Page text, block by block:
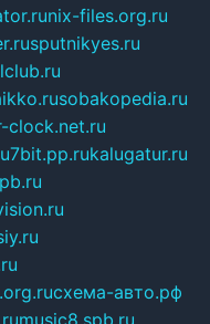
nix-files.org.ru
sputnikyes.ru
sobakopedia.ru
clock.net.ru
7bit.pp.rukalugatur.ru
схема-авто.рф
music8.spb.ru